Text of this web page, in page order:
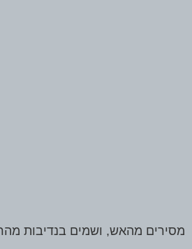
מסירים מהאש, ושמים בנדיבות